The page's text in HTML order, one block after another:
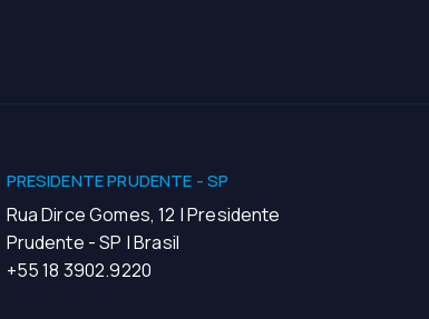
PRESIDENTE PRUDENTE - SP
Rua Dirce Gomes, 12 | Presidente
Prudente - SP | Brasil
+55 18 3902.9220